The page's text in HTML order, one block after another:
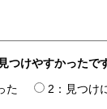
つけやすかったで
た
2：見つけ